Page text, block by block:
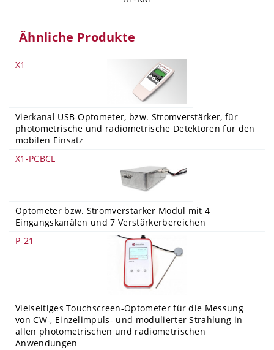
Ähnliche Produkte
X1
Vierkanal USB-Optometer, bzw. Stromverstärker, für
photometrische und radiometrische Detektoren für den
mobilen Einsatz
X1-PCBCL
Optometer bzw. Stromverstärker Modul mit 4
Eingangskanälen und 7 Verstärkerbereichen
P-21
Vielseitiges Touchscreen-Optometer für die Messung
von CW-, Einzelimpuls- und modulierter Strahlung in
allen photometrischen und radiometrischen
Anwendungen